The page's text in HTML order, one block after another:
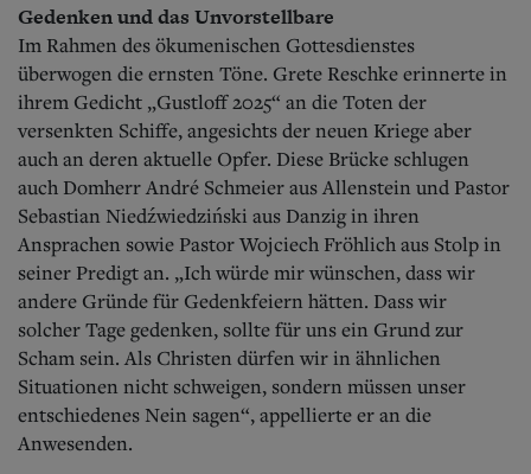
Gedenken und das Unvorstellbare
Im Rahmen des ökumenischen Gottesdienstes
überwogen die ernsten Töne. Grete Reschke erinnerte in
ihrem Gedicht „Gustloff 2025“ an die Toten der
versenkten Schiffe, angesichts der neuen Kriege aber
auch an deren aktuelle Opfer. Diese Brücke schlugen
auch Domherr André Schmeier aus Allenstein und Pastor
Sebastian Niedźwiedziński aus Danzig in ihren
Ansprachen sowie Pastor Wojciech Fröhlich aus Stolp in
seiner Predigt an. „Ich würde mir wünschen, dass wir
andere Gründe für Gedenkfeiern hätten. Dass wir
solcher Tage gedenken, sollte für uns ein Grund zur
Scham sein. Als Christen dürfen wir in ähnlichen
Situationen nicht schweigen, sondern müssen unser
entschiedenes Nein sagen“, appellierte er an die
Anwesenden.